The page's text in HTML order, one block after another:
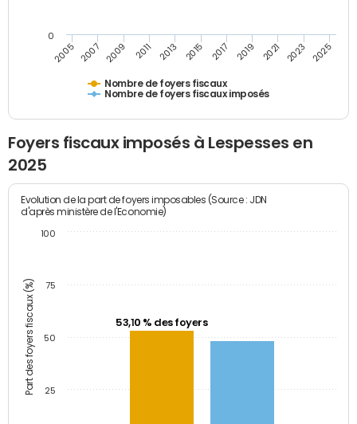
Nombre de foyers fiscaux
Nombre de foyers fiscaux imposés
2005 2007 2009 2011 2013 2015 2017 2019 2021 2023 2025
0
Foyers fiscaux imposés à Lespesses en
2025
Part des foyers fiscaux (%)
Evolution de la part de foyers imposables (Source : JDN
d'après ministère de l'Economie)
53,10 % des foyers
25
50
75
100